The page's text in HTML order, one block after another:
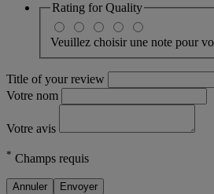
Rating forQuality
Veuillez choisir une note pour
Title of your review
Votre nom
Votre avis
* Champs requis
Annuler Envoyer